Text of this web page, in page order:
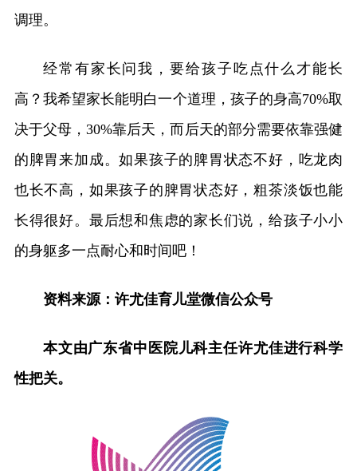
调理。
经常有家长问我，要给孩子吃点什么才能长
高？我希望家长能明白一个道理，孩子的身高70%取
决于父母，30%靠后天，而后天的部分需要依靠强健
的脾胃来加成。如果孩子的脾胃状态不好，吃龙肉
也长不高，如果孩子的脾胃状态好，粗茶淡饭也能
长得很好。最后想和焦虑的家长们说，给孩子小小
的身躯多一点耐心和时间吧！
资料来源：许尤佳育儿堂微信公众号
本文由广东省中医院儿科主任许尤佳进行科学
性把关。